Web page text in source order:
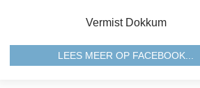
Vermist Dokkum
LEES MEER OP FACEBOOK...